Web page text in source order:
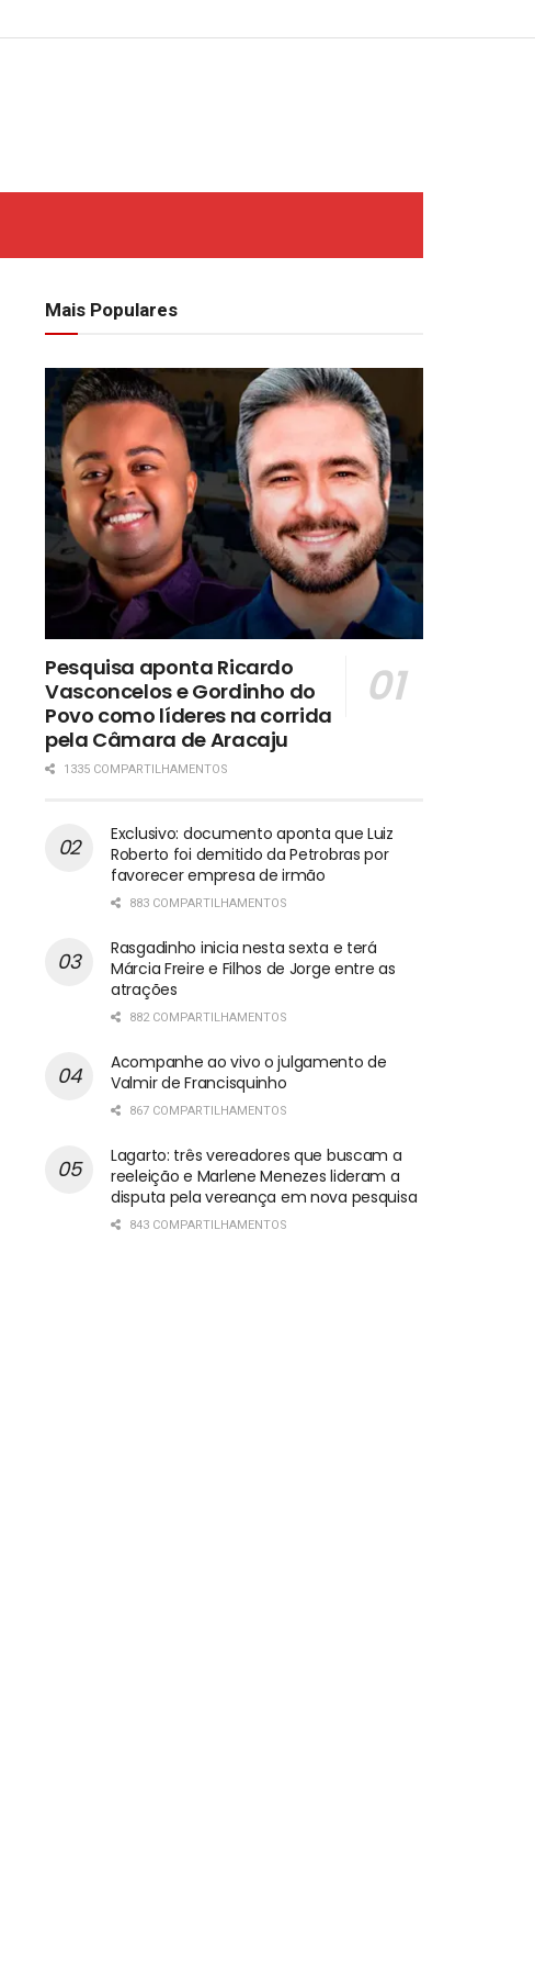
Mais Populares
Pesquisa aponta Ricardo
Vasconcelos e Gordinho do
Povo como líderes na corrida
pela Câmara de Aracaju
1335 COMPARTILHAMENTOS
Exclusivo: documento aponta que Luiz
Roberto foi demitido da Petrobras por
favorecer empresa de irmão
883 COMPARTILHAMENTOS
Rasgadinho inicia nesta sexta e terá
Márcia Freire e Filhos de Jorge entre as
atrações
882 COMPARTILHAMENTOS
Acompanhe ao vivo o julgamento de
Valmir de Francisquinho
867 COMPARTILHAMENTOS
Lagarto: três vereadores que buscam a
reeleição e Marlene Menezes lideram a
disputa pela vereança em nova pesquisa
843 COMPARTILHAMENTOS